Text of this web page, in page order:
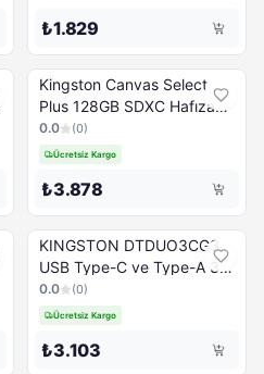
₺1.829
Kingston Canvas Select
Plus 128GB SDXC Hafıza
Kartı SDS3/128GB
0.0 (0)
Ücretsiz Kargo
₺3.878
KINGSTON DTDUO3CG3
USB Type-C ve Type-A 3.2
Flash Bellek 256 GB
0.0 (0)
Ücretsiz Kargo
₺3.103